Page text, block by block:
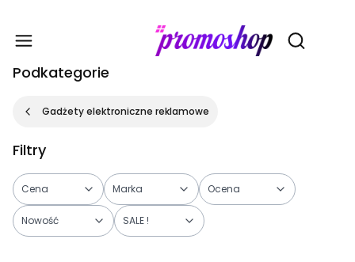
Otwórz
Podkategorie
Gadżety elektroniczne reklamowe
Filtry
Cena Marka Ocena
Nowość SALE !